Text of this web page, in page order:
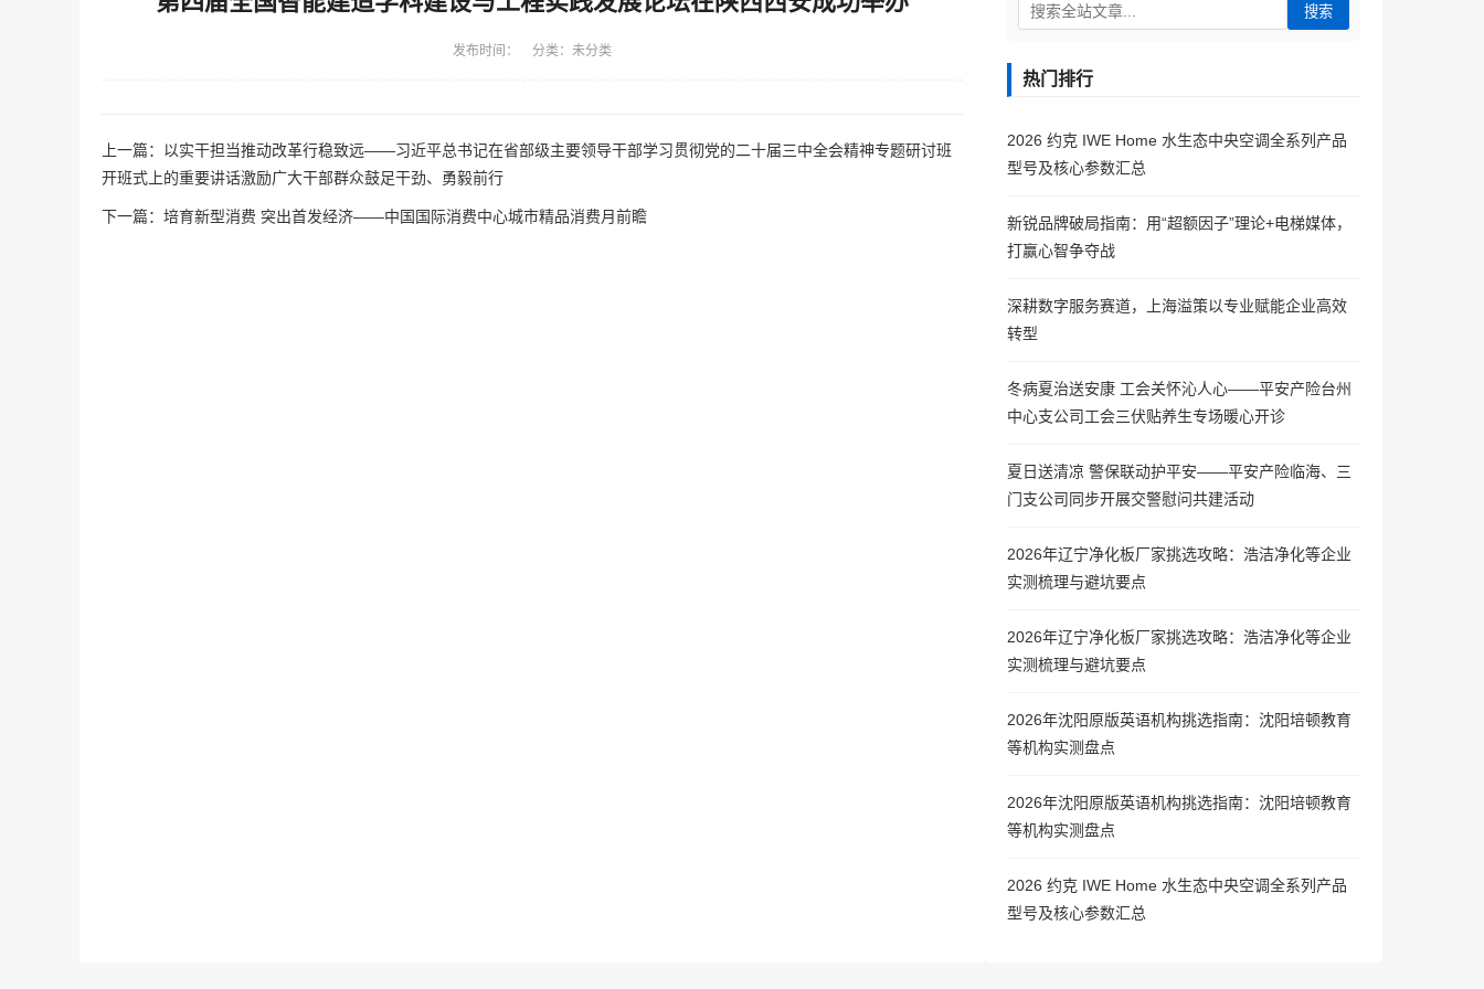
发布时间： 分类：未分类
上一篇： 以实干担当推动改革行稳致远——习近平总书记在省部级主要领导干部学习贯彻党的二十届三中全会精神专题研讨班
开班式上的重要讲话激励广大干部群众鼓足干劲、勇毅前行
下一篇： 培育新型消费 突出首发经济——中国国际消费中心城市精品消费月前瞻
搜索
热门排行
2026 约克 IWE Home 水生态中央空调全系列产品
型号及核心参数汇总
新锐品牌破局指南：用“超额因子”理论+电梯媒体，
打赢心智争夺战
深耕数字服务赛道，上海溢策以专业赋能企业高效
转型
冬病夏治送安康 工会关怀沁人心——平安产险台州
中心支公司工会三伏贴养生专场暖心开诊
夏日送清凉 警保联动护平安——平安产险临海、三
门支公司同步开展交警慰问共建活动
2026年辽宁净化板厂家挑选攻略：浩洁净化等企业
实测梳理与避坑要点
2026年辽宁净化板厂家挑选攻略：浩洁净化等企业
实测梳理与避坑要点
2026年沈阳原版英语机构挑选指南：沈阳培顿教育
等机构实测盘点
2026年沈阳原版英语机构挑选指南：沈阳培顿教育
等机构实测盘点
2026 约克 IWE Home 水生态中央空调全系列产品
型号及核心参数汇总